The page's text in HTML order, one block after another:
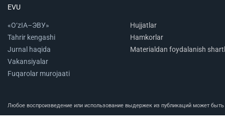
EVU
«O‘zIA–ЭВУ»
Tahrir kengashi
Jurnal haqida
Vakansiyalar
Fuqarolar murojaati
Hujjatlar
Hamkorlar
Materialdan foydalanish
Любое воспроизведение или использование выдержек из публикаций может